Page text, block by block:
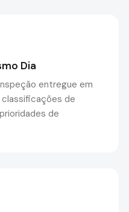
Dia
entregue em
de
de